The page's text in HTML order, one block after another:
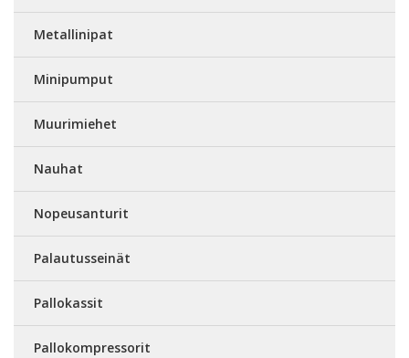
Metallinipat
Minipumput
Muurimiehet
Nauhat
Nopeusanturit
Palautusseinät
Pallokassit
Pallokompressorit